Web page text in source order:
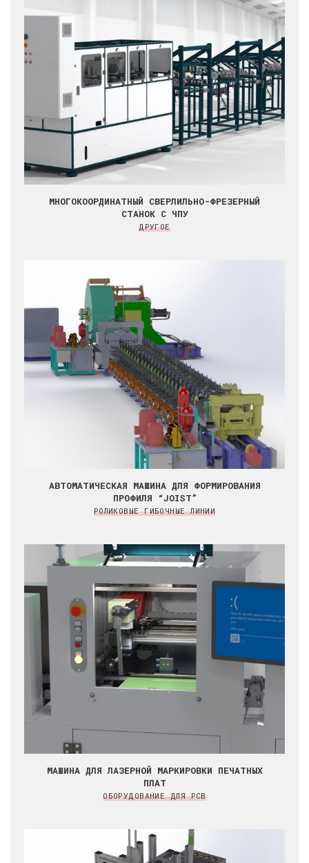
МНОГОКООРДИНАТНЫЙ СВЕРЛИЛЬНО-ФРЕЗЕРНЫЙ
СТАНОК С ЧПУ
ДРУГОЕ
АВТОМАТИЧЕСКАЯ МАШИНА ДЛЯ ФОРМИРОВАНИЯ
ПРОФИЛЯ “JOIST”
РОЛИКОВЫЕ ГИБОЧНЫЕ ЛИНИИ
МАШИНА ДЛЯ ЛАЗЕРНОЙ МАРКИРОВКИ ПЕЧАТНЫХ
ПЛАТ
ОБОРУДОВАНИЕ ДЛЯ PCB